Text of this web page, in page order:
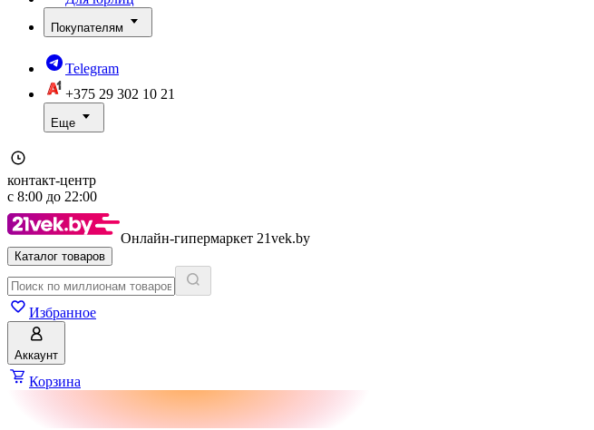
Покупателям
Telegram
+375 29 302 10 21
Еще
контакт-центр
с 8:00 до 22:00
Онлайн-гипермаркет 21vek.by
Каталог товаров
Избранное
Аккаунт
Корзина